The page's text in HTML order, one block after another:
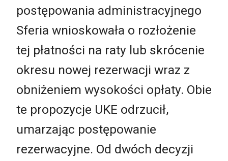
postępowania administracyjnego
Sferia wnioskowała o rozłożenie
tej płatności na raty lub skrócenie
okresu nowej rezerwacji wraz z
obniżeniem wysokości opłaty. Obie
te propozycje UKE odrzucił,
umarzając postępowanie
rezerwacyjne. Od dwóch decyzji